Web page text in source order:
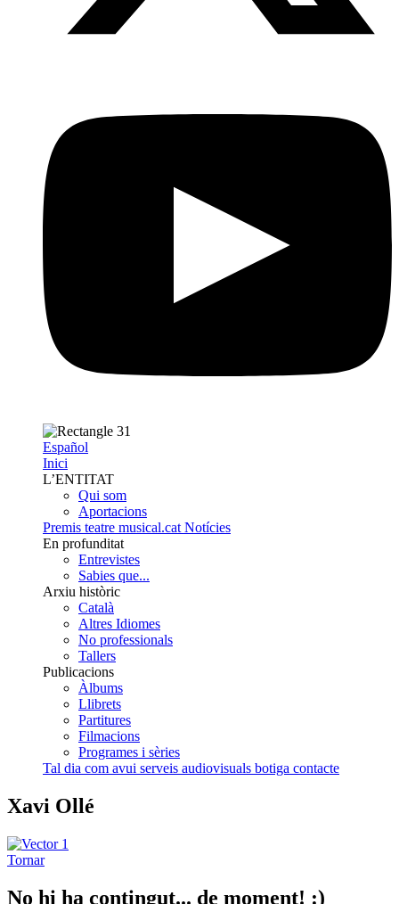
Español
Inici
L’ENTITAT
Qui som
Aportacions
Premis teatre musical.cat Notícies
En profunditat
Entrevistes
Sabies que...
Arxiu històric
Català
Altres Idiomes
No professionals
Tallers
Publicacions
Àlbums
Llibrets
Partitures
Filmacions
Programes i sèries
Tal dia com avui serveis audiovisuals botiga contacte
Xavi Ollé
Tornar
No hi ha contingut... de moment! :)